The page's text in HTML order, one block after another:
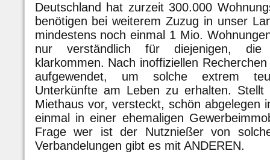
Deutschland hat zurzeit 300.000
benötigen bei weiterem Zuzug in unser
mindestens noch einmal 1 Mio.
nur verständlich für diejenigen, die
klarkommen. Nach inoffiziellen
aufgewendet, um solche extrem
Unterkünfte am Leben zu erhalten.
Miethaus vor, versteckt, schön abgelegen
einmal in einer ehemaligen
Frage wer ist der Nutznießer von
Verbandelungen gibt es mit ANDEREN.